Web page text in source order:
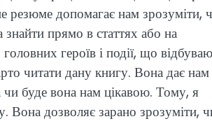
резюме допомагає нам зрозуміти,
знайти прямо в статтях або на
героїв і події, що
читати дану книгу. Вона дає нам
чи буде вона нам цікавою. Тому, я
дозволяє зарано зрозуміти,